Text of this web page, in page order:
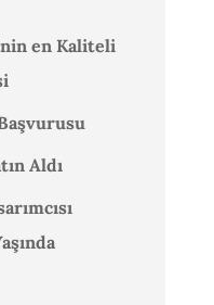
en Kaliteli
Aldı